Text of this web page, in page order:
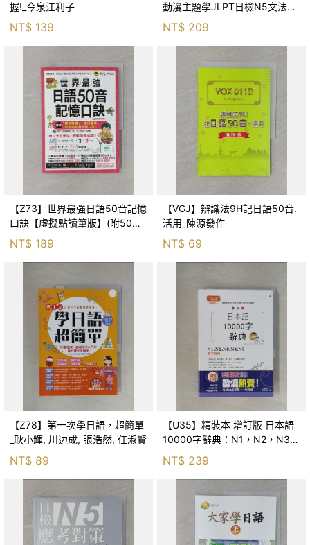
握!_今泉江利子
NT$ 139
動漫主題學JLPT日檢N5文法句
型_和樹日本語 和樹老師
NT$ 209
【Z73】世界最強日語50音記憶
口訣【虛擬點讀筆版】(附50音
隨身單字卡+50音發音與口形影
片+「Youtor App」內含VRP虛
NT$ 189
【VGJ】辨識法9H記日語50音.
活用_陳源發作
NT$ 69
【Z78】第一次學日語，超簡單
_耿小輝, 川边成, 張浩然, 任淑賢
NT$ 89
【U35】精裝本 增訂版 日本語
10000字辭典：N1，N2，N3，
N4，N5單字辭典
（25K+MP3）_吉松由美, 田中
陽子, 西村
NT$ 239